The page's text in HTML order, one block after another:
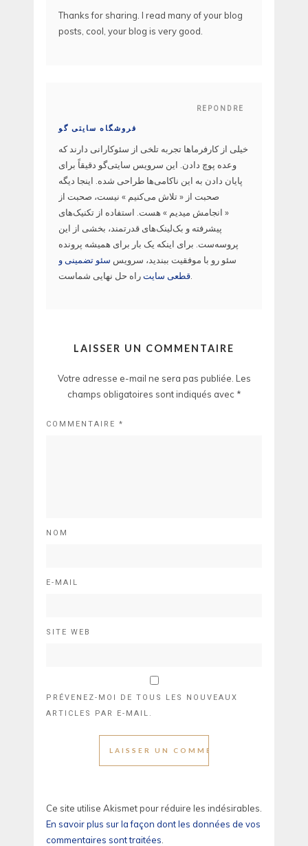
Thanks for sharing. I read many of your blog
posts, cool, your blog is very good.
REPONDRE
فروشگاه سایتی گو
خیلی از کارفرماها تجربه تلخی از سئوکارانی دارند که
وعده پوچ دادن. این سرویس سایتی‌گو دقیقاً برای
پایان دادن به این ناکامی‌ها طراحی شده. اینجا دیگه
صحبت از « تلاش می‌کنیم » نیست، صحبت از
« انجامش میدیم » هست. استفاده از تکنیک‌های
پیشرفته و بک‌لینک‌های قدرتمند، بخشی از این
پروسه‌ست. برای اینکه یک بار برای همیشه پرونده
سئو رو با موفقیت ببندید، سرویس سئو تضمینی و
قطعی سایت
LAISSER UN COMMENTAIRE
Votre adresse e-mail ne sera pas publiée. Les
champs obligatoires sont indiqués avec *
COMMENTAIRE *
NOM
E-MAIL
SITE WEB
PRÉVENEZ-MOI DE TOUS LES NOUVEAUX
ARTICLES PAR E-MAIL.
Ce site utilise Akismet pour réduire les indésirables.
En savoir plus sur la façon dont les données de vos
commentaires sont traitées